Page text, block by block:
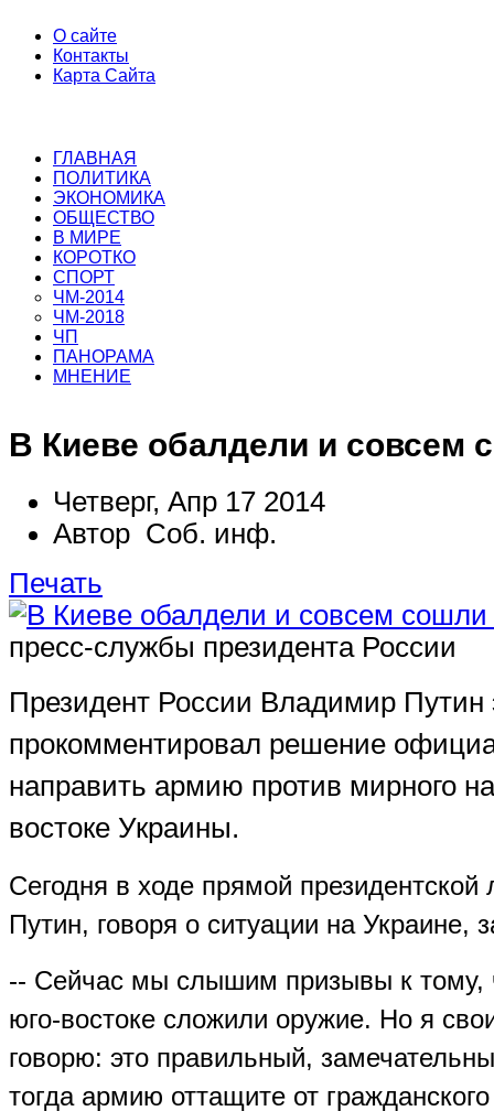
О сайте
Контакты
Карта Сайта
ГЛАВНАЯ
ПОЛИТИКА
ЭКОНОМИКА
ОБЩЕСТВО
В МИРЕ
КОРОТКО
СПОРТ
ЧМ-2014
ЧМ-2018
ЧП
ПАНОРАМА
МНЕНИЕ
В Киеве обалдели и совсем
Четверг, Апр 17 2014
Автор Соб. инф.
Печать
пресс-службы президента России
Президент России Владимир Путин
прокомментировал решение
направить армию против мирного
востоке Украины.
Сегодня в ходе прямой
Путин, говоря о ситуации на Украине,
-- Сейчас мы слышим призывы к тому,
юго-востоке сложили оружие. Но я
говорю: это правильный,
тогда армию оттащите от